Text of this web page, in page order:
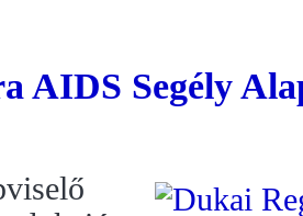
AIDS Segély